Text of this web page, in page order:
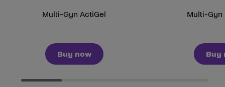
Multi-Gyn ActiGel
Buy now
Multi-Gyn
Buy